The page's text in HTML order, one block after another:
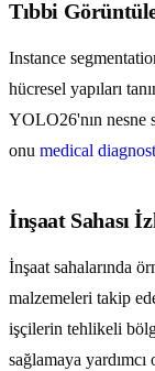
Tıbbi
Instance
hücresel yapıları
YOLO26'nın nesne
onu medical
İnşaat Sahası
İnşaat sahalarında
malzemeleri takip
işçilerin tehlikeli
sağlamaya yardımcı